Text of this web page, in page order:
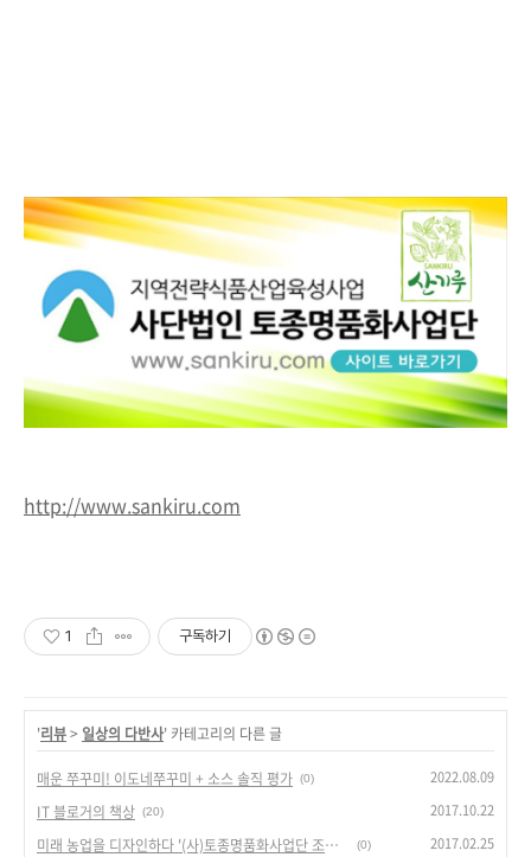
http://www.sankiru.com
1 구독하기
'리뷰> 일상의 다반사' 카테고리의 다른 글
매운 쭈꾸미! 이도네쭈꾸미 + 소스 솔직 평가 (0) 2022.08.09
IT 블로거의 책상 (20) 2017.10.22
미래 농업을 디자인하다 '(사)토종명품화사업단 조은기 단장' 소개 (0) 2017.02.25